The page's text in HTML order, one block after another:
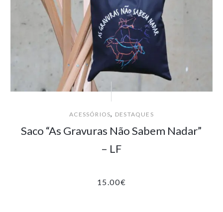
ACESSÓRIOS, DESTAQUES
Saco “As Gravuras Não Sabem Nadar”
– LF
15.00€